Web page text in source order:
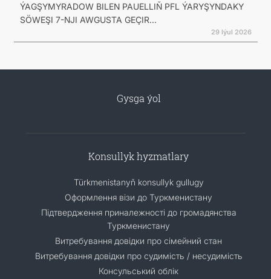
ÝAGŞYMYRADOW BILEN PAUELLIŇ PFL ÝARYŞYNDAKY
SÖWEŞI 7-NJI AWGUSTA GEÇIR...
29 Iýul 2026
Gysga ýol
Konsullyk hyzmatlary
Türkmenistanyň konsullyk gullugy
Оформлення візи до Туркменистану
Підтвердження приналежності до громадянства
Туркменистану
Витребування довідки про сімейний стан
Витребування довідки про судимість / несудимість
Консульський облік